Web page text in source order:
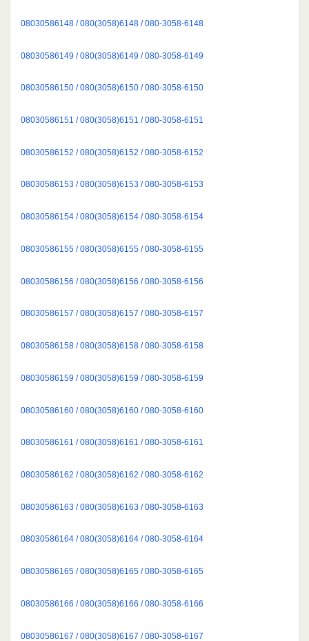
08030586148 / 080(3058)6148 / 080-3058-6148
08030586149 / 080(3058)6149 / 080-3058-6149
08030586150 / 080(3058)6150 / 080-3058-6150
08030586151 / 080(3058)6151 / 080-3058-6151
08030586152 / 080(3058)6152 / 080-3058-6152
08030586153 / 080(3058)6153 / 080-3058-6153
08030586154 / 080(3058)6154 / 080-3058-6154
08030586155 / 080(3058)6155 / 080-3058-6155
08030586156 / 080(3058)6156 / 080-3058-6156
08030586157 / 080(3058)6157 / 080-3058-6157
08030586158 / 080(3058)6158 / 080-3058-6158
08030586159 / 080(3058)6159 / 080-3058-6159
08030586160 / 080(3058)6160 / 080-3058-6160
08030586161 / 080(3058)6161 / 080-3058-6161
08030586162 / 080(3058)6162 / 080-3058-6162
08030586163 / 080(3058)6163 / 080-3058-6163
08030586164 / 080(3058)6164 / 080-3058-6164
08030586165 / 080(3058)6165 / 080-3058-6165
08030586166 / 080(3058)6166 / 080-3058-6166
08030586167 / 080(3058)6167 / 080-3058-6167